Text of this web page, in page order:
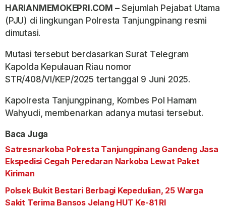
HARIANMEMOKEPRI.COM –Sejumlah Pejabat Utama
(PJU) di lingkungan Polresta Tanjungpinang resmi
dimutasi.
Mutasi tersebut berdasarkan Surat Telegram
Kapolda Kepulauan Riau nomor
STR/408/VI/KEP/2025 tertanggal 9 Juni 2025.
Kapolresta Tanjungpinang, Kombes Pol Hamam
Wahyudi, membenarkan adanya mutasi tersebut.
Baca Juga
Satresnarkoba Polresta Tanjungpinang Gandeng Jasa
Ekspedisi Cegah Peredaran Narkoba Lewat Paket
Kiriman
Polsek Bukit Bestari Berbagi Kepedulian, 25 Warga
Sakit Terima Bansos Jelang HUT Ke-81 RI